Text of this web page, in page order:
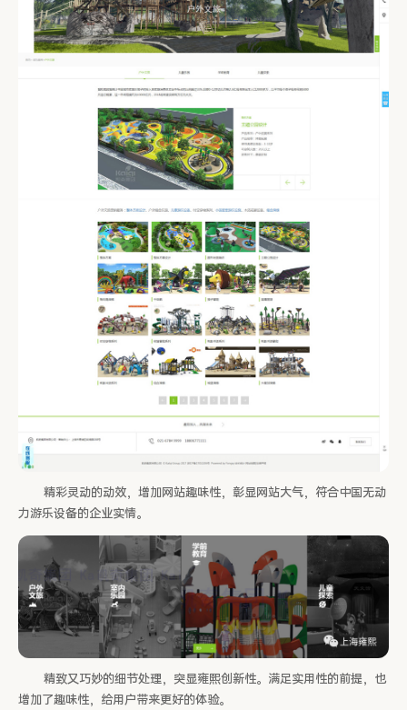
精彩灵动的动效，增加网站趣味性，彰显网站大气，符合中国无动
力游乐设备的企业实情。
精致又巧妙的细节处理，突显雍熙创新性。满足实用性的前提，也
增加了趣味性，给用户带来更好的体验。